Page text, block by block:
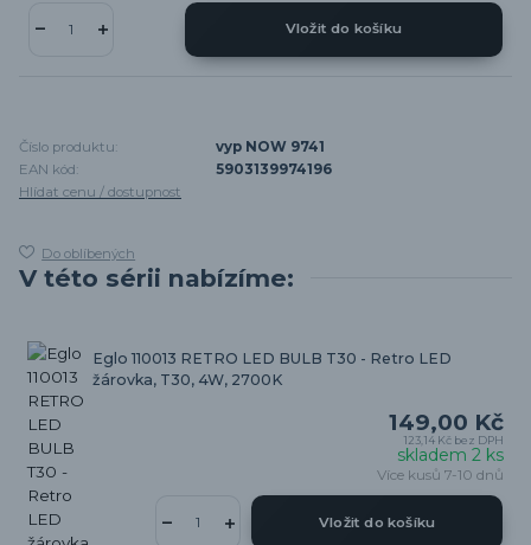
Vložit do košíku
Číslo produktu:
vyp NOW 9741
EAN kód:
5903139974196
Hlídat cenu / dostupnost
Do oblíbených
V této sérii nabízíme:
Eglo 110013 RETRO LED BULB T30 - Retro LED
žárovka, T30, 4W, 2700K
149,00 Kč
123,14 Kč bez DPH
skladem 2 ks
Více kusů 7-10 dnů
Vložit do košíku